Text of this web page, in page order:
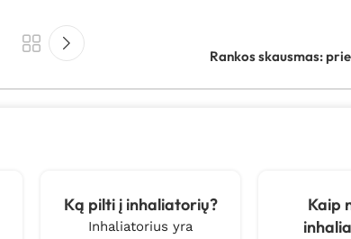
Rankos skausmas:
Ką pilti į inhaliatorių?
Inhaliatorius yra
Kaip